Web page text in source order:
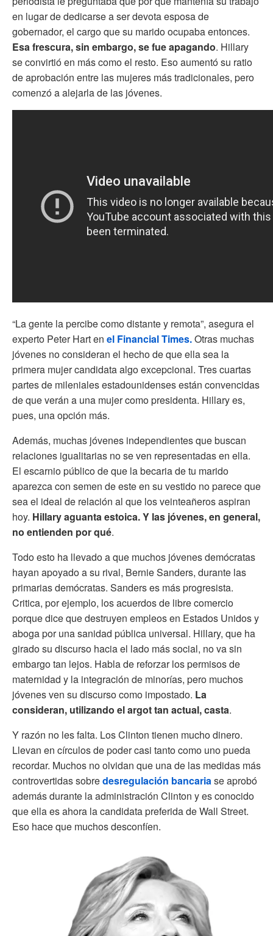
en lugar de dedicarse a ser devota esposa de
gobernador, el cargo que su marido ocupaba entonces.
Esa frescura, sin embargo, se fue apagando. Hillary
se convirtió en más como el resto. Eso aumentó su ratio
de aprobación entre las mujeres más tradicionales, pero
comenzó a alejarla de las jóvenes.
“La gente la percibe como distante y remota”, asegura el
experto Peter Hart en el Financial Times.Otras muchas
jóvenes no consideran el hecho de que ella sea la
primera mujer candidata algo excepcional. Tres cuartas
partes de mileniales estadounidenses están convencidas
de que verán a una mujer como presidenta. Hillary es,
pues, una opción más.
Además, muchas jóvenes independientes que buscan
relaciones igualitarias no se ven representadas en ella.
El escarnio público de que la becaria de tu marido
aparezca con semen de este en su vestido no parece que
sea el ideal de relación al que los veinteañeros aspiran
hoy. Hillary aguanta estoica. Y las jóvenes, en general,
no entienden por qué.
Todo esto ha llevado a que muchos jóvenes demócratas
hayan apoyado a su rival, Bernie Sanders, durante las
primarias demócratas. Sanders es más progresista.
Critica, por ejemplo, los acuerdos de libre comercio
porque dice que destruyen empleos en Estados Unidos y
aboga por una sanidad pública universal. Hillary, que ha
girado su discurso hacia el lado más social, no va sin
embargo tan lejos. Habla de reforzar los permisos de
maternidad y la integración de minorías, pero muchos
jóvenes ven su discurso como impostado. La
consideran, utilizando el argot tan actual, casta.
Y razón no les falta. Los Clinton tienen mucho dinero.
Llevan en círculos de poder casi tanto como uno pueda
recordar. Muchos no olvidan que una de las medidas más
controvertidas sobredesregulación bancariase aprobó
además durante la administración Clinton y es conocido
que ella es ahora la candidata preferida de Wall Street.
Eso hace que muchos desconfíen.